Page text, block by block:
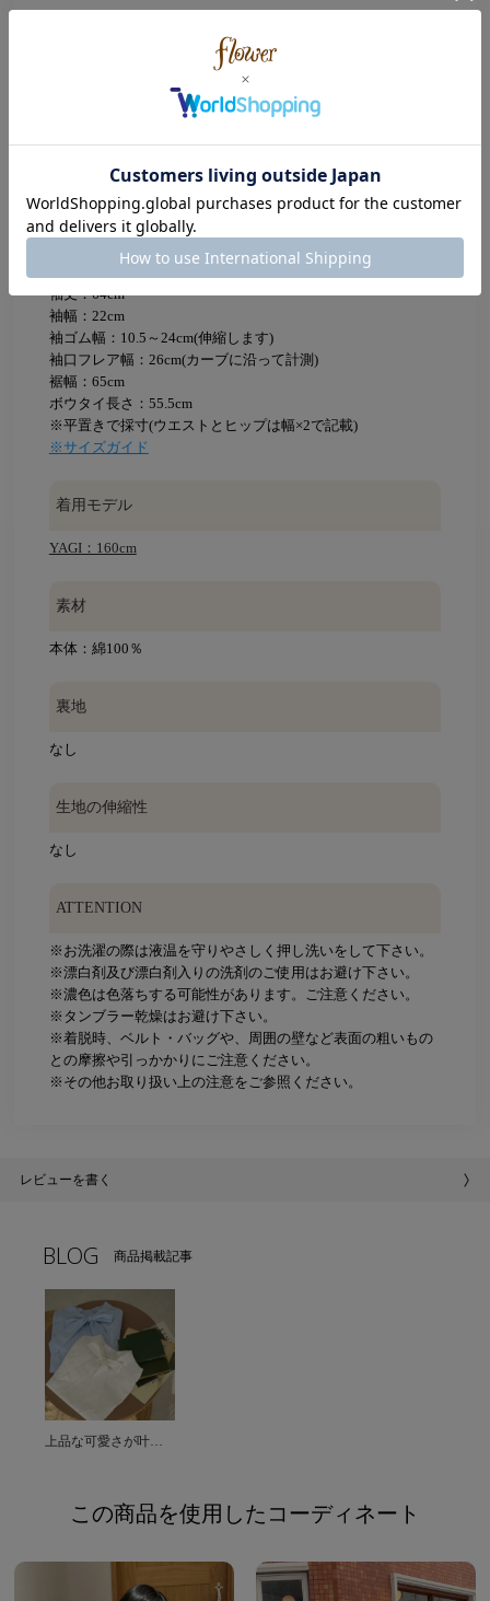
Size
着丈：55cm
肩幅：29.5cm
天幅：21cm
袖丈：64cm
袖幅：22cm
袖ゴム幅：10.5～24cm(伸縮します)
袖口フレア幅：26cm(カーブに沿って計測)
裾幅：65cm
ボウタイ長さ：55.5cm
※平置きで採寸(ウエストとヒップは幅×2で記載)
※サイズガイド
着用モデル
YAGI：160cm
素材
本体：綿100％
裏地
なし
生地の伸縮性
なし
ATTENTION
※お洗濯の際は液温を守りやさしく押し洗いをして下さい。
※漂白剤及び漂白剤入りの洗剤のご使用はお避け下さい。
※濃色は色落ちする可能性があります。ご注意ください。
※タンブラー乾燥はお避け下さい。
※着脱時、ベルト・バッグや、周囲の壁など表面の粗いもの
との摩擦や引っかかりにご注意ください。
※その他お取り扱い上の注意をご参照ください。
レビューを書く
BLOG 商品掲載記事
上品な可愛さが叶う♡リボンデザインブラウス＊
この商品を使用したコーディネート